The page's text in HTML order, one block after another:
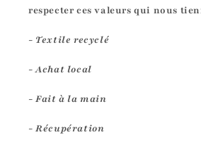
respecter ces valeurs qui nous
- Textile recyclé
- Achat local
- Fait à la main
- Récupération